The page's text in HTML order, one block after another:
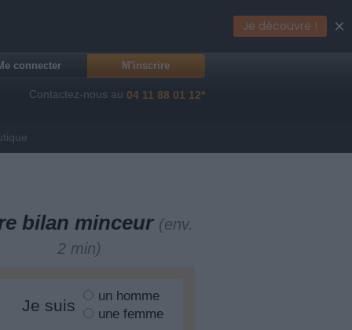
connecter M'inscrire
Contactez-nous au 04 11 88 01 12*
bilan minceur (env.
2 min)
Je suis
un homme
une femme
Je découvre ! ×